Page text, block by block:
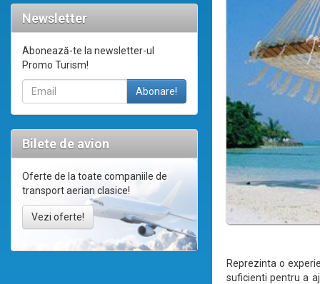
Newsletter
Abonează-te la newsletter-ul
Promo Turism!
Bilete de avion
Oferte de la toate companiile de
transport aerian clasice!
Vezi oferte!
Reprezinta o
suficienti pentru a